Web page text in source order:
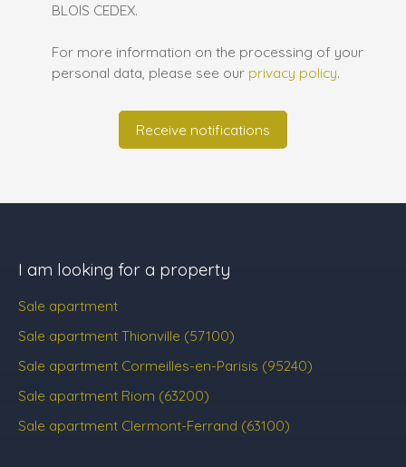
BLOIS CEDEX.
For more information on the processing of your
personal data, please see our privacy policy.
Receive notifications
I am looking for a property
Sale apartment
Sale apartment Thionville (57100)
Sale apartment Cormeilles-en-Parisis (95240)
Sale apartment Riom (63200)
Sale apartment Clermont-Ferrand (63100)